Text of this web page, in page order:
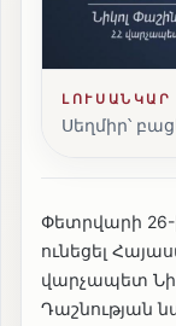
ԼՈՒՍԱՆԿԱՐ
Սեղմիր՝
Փետրվարի 26-
ունեցել
վարչապետ
Դաշնության